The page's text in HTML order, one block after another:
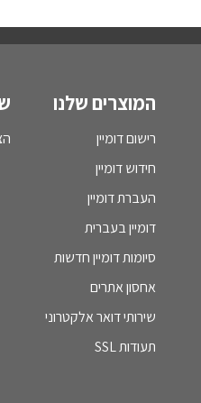
המוצרים שלנו
רישום דומיין
חידוש דומיין
העברת דומיין
דומיין בעברית
סיומות דומיין חדשות
אחסון אתרים
שירותי דואר אלקטרוני
תעודות SSL